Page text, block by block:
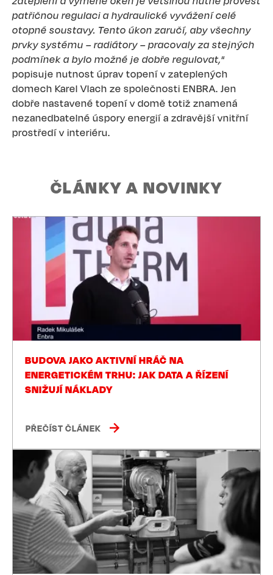
patřičnou regulaci a hydraulické vyvážení celé
otopné soustavy. Tento úkon zaručí, aby všechny
prvky systému – radiátory – pracovaly za stejných
podmínek a bylo možné je dobře regulovat,“
popisuje nutnost úprav topení v zateplených
domech Karel Vlach ze společnosti ENBRA. Jen
dobře nastavené topení v domě totiž znamená
nezanedbatelné úspory energií a zdravější vnitřní
prostředí v interiéru.
ČLÁNKY A NOVINKY
BUDOVA JAKO AKTIVNÍ HRÁČ NA
ENERGETICKÉM TRHU: JAK DATA A ŘÍZENÍ
SNIŽUJÍ NÁKLADY
PŘEČÍST ČLÁNEK